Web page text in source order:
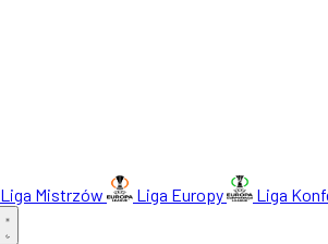
Liga Mistrzów Liga Europy Liga